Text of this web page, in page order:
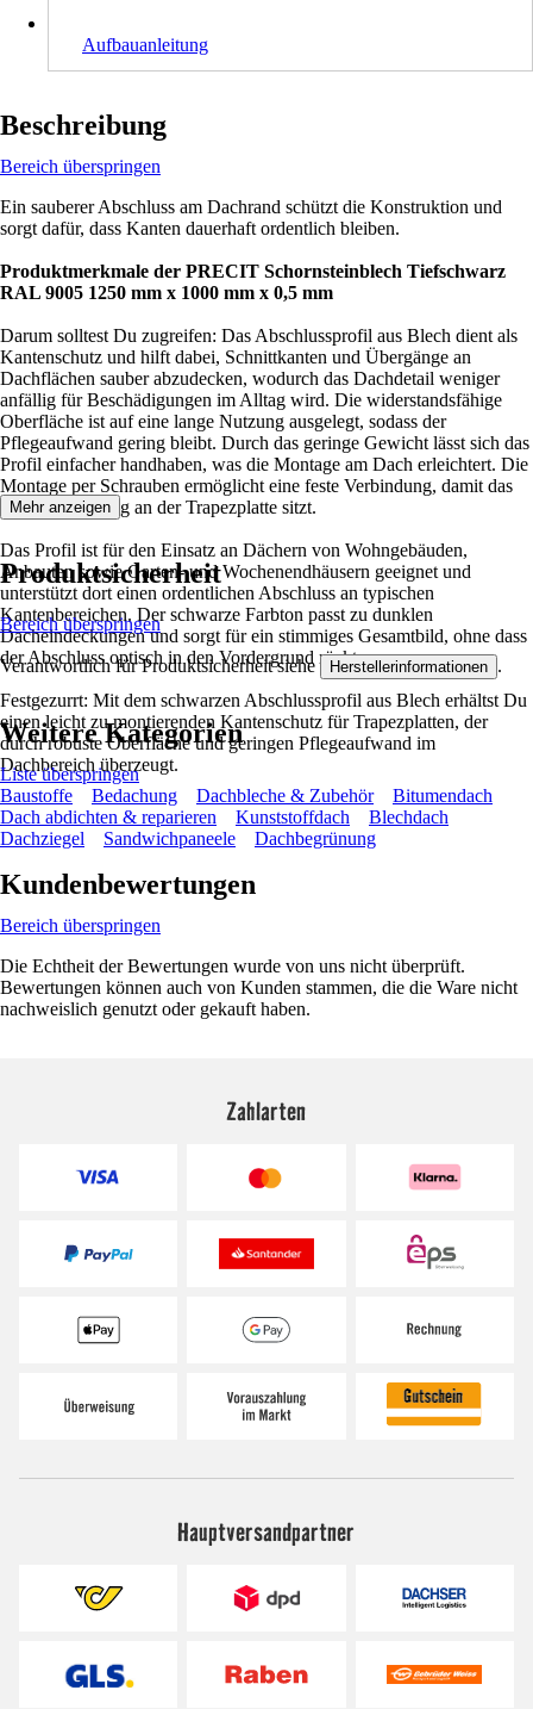
Aufbauanleitung
Beschreibung
Bereich überspringen
Ein sauberer Abschluss am Dachrand schützt die Konstruktion und
sorgt dafür, dass Kanten dauerhaft ordentlich bleiben.
Produktmerkmale der PRECIT Schornsteinblech Tiefschwarz
RAL 9005 1250 mm x 1000 mm x 0,5 mm
Darum solltest Du zugreifen: Das Abschlussprofil aus Blech dient als
Kantenschutz und hilft dabei, Schnittkanten und Übergänge an
Dachflächen sauber abzudecken, wodurch das Dachdetail weniger
anfällig für Beschädigungen im Alltag wird. Die widerstandsfähige
Oberfläche ist auf eine lange Nutzung ausgelegt, sodass der
Pflegeaufwand gering bleibt. Durch das geringe Gewicht lässt sich das
Profil einfacher handhaben, was die Montage am Dach erleichtert. Die
Montage per Schrauben ermöglicht eine feste Verbindung, damit das
Profil zuverlässig an der Trapezplatte sitzt.
Das Profil ist für den Einsatz an Dächern von Wohngebäuden,
Anbauten sowie Garten- und Wochenendhäusern geeignet und
unterstützt dort einen ordentlichen Abschluss an typischen
Kantenbereichen. Der schwarze Farbton passt zu dunklen
Dacheindeckungen und sorgt für ein stimmiges Gesamtbild, ohne dass
der Abschluss optisch in den Vordergrund rückt.
Festgezurrt: Mit dem schwarzen Abschlussprofil aus Blech erhältst Du
einen leicht zu montierenden Kantenschutz für Trapezplatten, der
durch robuste Oberfläche und geringen Pflegeaufwand im
Dachbereich überzeugt.
Mehr anzeigen
Produktsicherheit
Bereich überspringen
Verantwortlich für Produktsicherheit siehe Herstellerinformationen .
Weitere Kategorien
Liste überspringen
Baustoffe
Bedachung Dachbleche & Zubehör
Bitumendach
Dach abdichten & reparieren
Kunststoffdach
Blechdach
Dachziegel
Sandwichpaneele Dachbegrünung
Kundenbewertungen
Bereich überspringen
Die Echtheit der Bewertungen wurde von uns nicht überprüft.
Bewertungen können auch von Kunden stammen, die die Ware nicht
nachweislich genutzt oder gekauft haben.
Zahlarten
Hauptversandpartner